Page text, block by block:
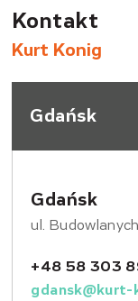
Kontakt
Kurt Konig
Gdańsk
Gdańsk
ul.
+48 58 303
gdansk@kurt-